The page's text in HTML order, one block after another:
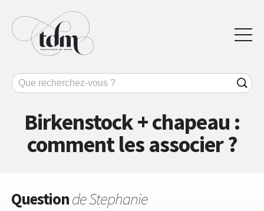
Birkenstock + chapeau :
comment les associer ?
Questionde Stephanie